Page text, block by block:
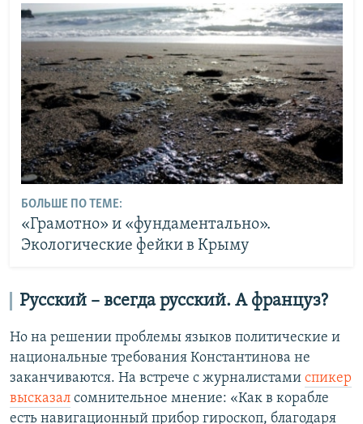
БОЛЬШЕ ПО ТЕМЕ:
«Грамотно» и «фундаментально».
Экологические фейки в Крыму
Русский – всегда русский. А француз?
Но на решении проблемы языков политические и
национальные требования Константинова не
заканчиваются. На встрече с журналистами спикер
высказал сомнительное мнение: «Как в корабле
есть навигационный прибор гироскоп, благодаря